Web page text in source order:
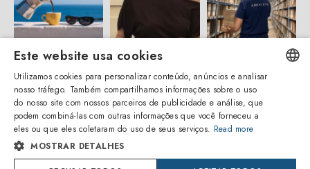
ENGLISH
ITALIAN
Este website usa cookies
Utilizamos cookies para personalizar conteúdo, anúncios e analisar
nosso tráfego. Também compartilhamos informações sobre o uso
do nosso site com nossos parceiros de publicidade e análise, que
podem combiná-las com outras informações que você forneceu a
eles ou que eles coletaram do uso de seus serviços. Read more
MOSTRAR DETALHES